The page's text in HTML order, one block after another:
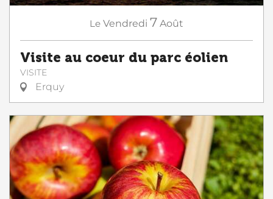
Le Vendredi 7 Août
Visite au coeur du parc éolien
VISITE
Erquy